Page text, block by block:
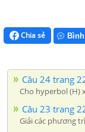
Chia sẻ
Câu 24 trang
Cho hyperbol (H)
Câu 23 trang
Giải các phương